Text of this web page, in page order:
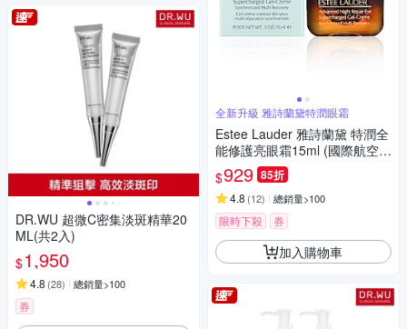
DR.WU 超微C密集淡斑精華20
ML(共2入)
$1,950
4.8 (28) 總銷量>100
券
全新升級 雅詩蘭黛特潤眼霜
Estee Lauder 雅詩蘭黛 特潤全
能修護亮眼霜15ml (國際航空
版)
$929 85折
4.8 (12) 總銷量>100
限時下殺 券
加入購物車